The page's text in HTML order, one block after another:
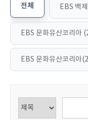
전체 EBS 백
EBS 문화유산코리아
EBS 문화유산코리아